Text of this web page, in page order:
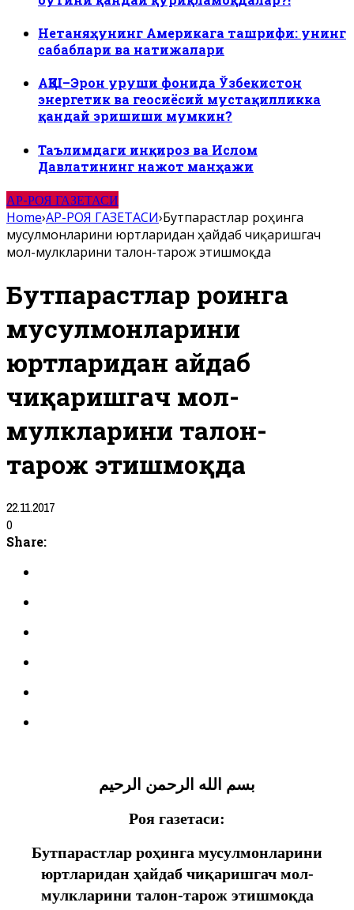
Нетаняҳунинг Америкага ташрифи: унинг
сабаблари ва натижалари
АҚШ–Эрон уруши фонида Ўзбекистон
энергетик ва геосиёсий мустақилликка
қандай эришиши мумкин?
Таълимдаги инқироз ва Ислом
Давлатининг нажот манҳажи
АР-РОЯ ГАЗЕТАСИ
Home›АР-РОЯ ГАЗЕТАСИ›Бутпарастлар роҳинга
мусулмонларини юртларидан ҳайдаб чиқаришгач
мол-мулкларини талон-тарож этишмоқда
Бутпарастлар роҳинга
мусулмонларини
юртларидан ҳайдаб
чиқаришгач мол-
мулкларини талон-
тарож этишмоқда
22.11.2017
0
Share:
بسم الله الرحمن الرحيم
Роя газетаси:
Бутпарастлар роҳинга мусулмонларини
юртларидан ҳайдаб чиқаришгач мол-
мулкларини талон-тарож этишмоқда